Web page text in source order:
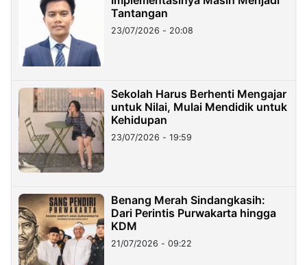
Tantangan
23/07/2026 - 20:08
Sekolah Harus Berhenti Mengajar
untuk Nilai, Mulai Mendidik untuk
Kehidupan
23/07/2026 - 19:59
Benang Merah Sindangkasih:
Dari Perintis Purwakarta hingga
KDM
21/07/2026 - 09:22